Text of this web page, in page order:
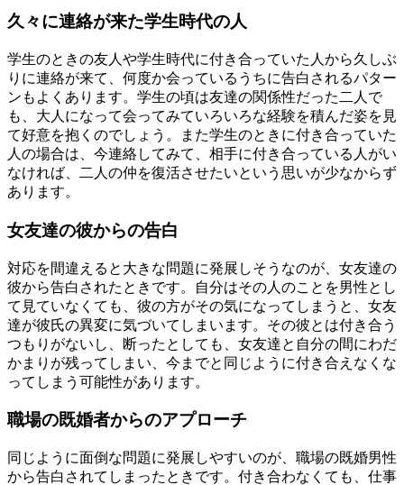
久々に連絡が来た学生時代の人
学生のときの友人や学生時代に付き合っていた人から久しぶ
りに連絡が来て、何度か会っているうちに告白されるパター
ンもよくあります。学生の頃は友達の関係性だった二人で
も、大人になって会ってみていろいろな経験を積んだ姿を見
て好意を抱くのでしょう。また学生のときに付き合っていた
人の場合は、今連絡してみて、相手に付き合っている人がい
なければ、二人の仲を復活させたいという思いが少なからず
あります。
女友達の彼からの告白
対応を間違えると大きな問題に発展しそうなのが、女友達の
彼から告白されたときです。自分はその人のことを男性とし
て見ていなくても、彼の方がその気になってしまうと、女友
達が彼氏の異変に気づいてしまいます。その彼とは付き合う
つもりがないし、断ったとしても、女友達と自分の間にわだ
かまりが残ってしまい、今までと同じように付き合えなくな
ってしまう可能性があります。
職場の既婚者からのアプローチ
同じように面倒な問題に発展しやすいのが、職場の既婚男性
から告白されてしまったときです。付き合わなくても、仕事